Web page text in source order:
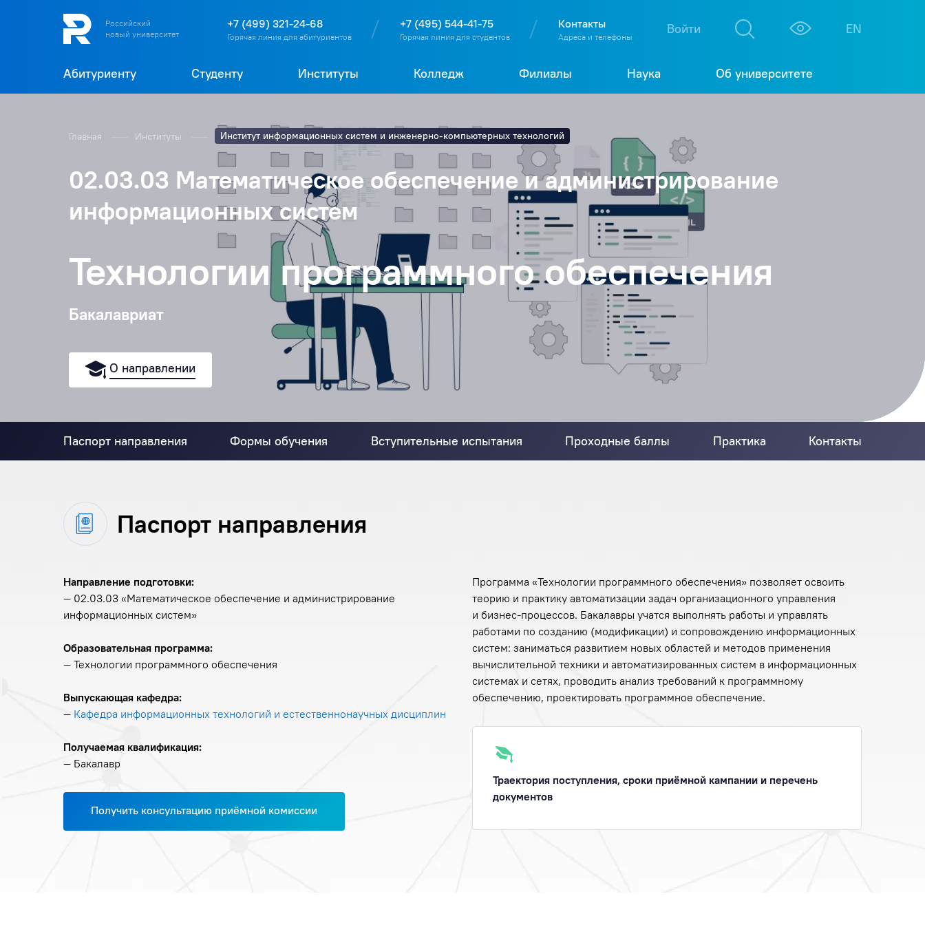
О Т
Российский
новый университет
+7 (499) 321-24-68
Горячая линия для абитуриентов
+7 (495) 544-41-75
Горячая линия для студентов
Контакты
Адреса и телефоны
Войти EN
Абитуриенту Студенту Институты Колледж Филиалы Наука Об университете
Главная Институты Институт информационных систем и инженерно-компьютерных технологий
02.03.03 Математическое обеспечение и администрирование
информационных систем
Технологии программного обеспечения
Бакалавриат
О направлении
Паспорт направления Формы обучения Вступительные испытания Проходные баллы Практика Контакты
Паспорт направления
Направление подготовки:
— 02.03.03 «Математическое обеспечение и администрирование
информационных систем»
Образовательная программа:
— Технологии программного обеспечения
Выпускающая кафедра:
— Кафедрa информационных технологий и естественнонаучных дисциплин
Получаемая квалификация:
— Бакалавр
Получить консультацию приёмной комиссии
Программа «Технологии программного обеспечения» позволяет освоить
теорию и практику автоматизации задач организационного управления
и бизнес-процессов. Бакалавры учатся выполнять работы и управлять
работами по созданию (модификации) и сопровождению информационных
систем: заниматься развитием новых областей и методов применения
вычислительной техники и автоматизированных систем в информационных
системах и сетях, проводить анализ требований к программному
обеспечению, проектировать программное обеспечение.
Траектория поступления, сроки приёмной кампании и перечень
документов